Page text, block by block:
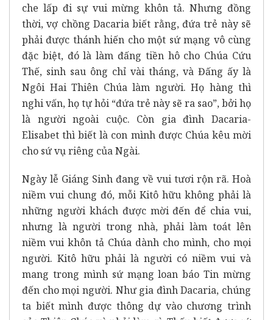
che lấp đi sự vui mừng khôn tả. Nhưng đồng
thời, vợ chồng Dacaria biết rằng, đứa trẻ này sẽ
phải được thánh hiến cho một sứ mạng vô cùng
đặc biệt, đó là làm đấng tiền hô cho Chúa Cứu
Thế, sinh sau ông chỉ vài tháng, và Đấng ấy là
Ngôi Hai Thiên Chúa làm người. Họ hàng thì
nghi vấn, họ tự hỏi “đứa trẻ này sẽ ra sao”, bởi họ
là người ngoài cuộc. Còn gia đình Dacaria-
Elisabet thì biết là con mình được Chúa kêu mời
cho sứ vụ riêng của Ngài.
Ngày lễ Giáng Sinh đang về vui tươi rộn rã. Hoà
niềm vui chung đó, mỗi Kitô hữu không phải là
những người khách được mời đến để chia vui,
nhưng là người trong nhà, phải làm toát lên
niềm vui khôn tả Chúa dành cho mình, cho mọi
người. Kitô hữu phải là người có niềm vui và
mang trong mình sứ mạng loan báo Tin mừng
đến cho mọi người. Như gia đình Dacaria, chúng
ta biết mình được thông dự vào chương trình